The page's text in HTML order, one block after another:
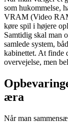
som hukommelse,
VRAM (Video
køre spil i højere
Samtidig skal man
samlede system,
kabinettet. At finde
overvejelse, men
æra
Når man